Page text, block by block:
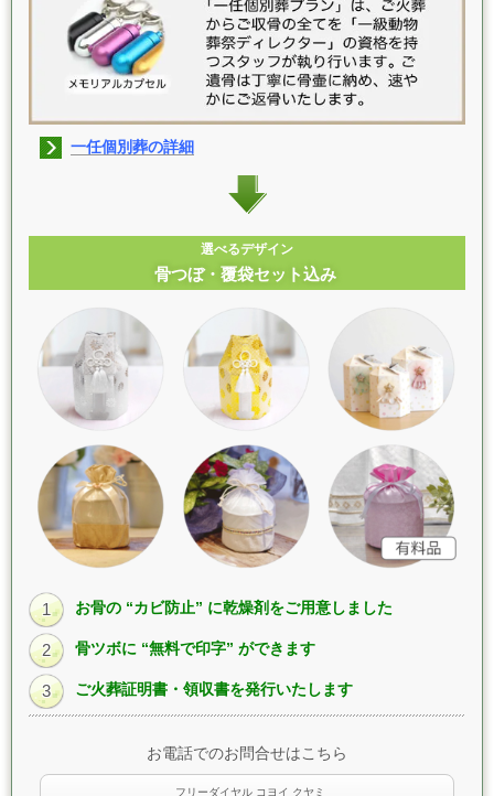
一任個別葬の詳細
選べるデザイン
骨つぼ・覆袋セット込み
1 お骨の “カビ防止” に乾燥剤をご用意しました
2 骨ツボに “無料で印字” ができます
3 ご火葬証明書・領収書を発行いたします
お電話でのお問合せはこちら
フリーダイヤル コヨイ クヤミ